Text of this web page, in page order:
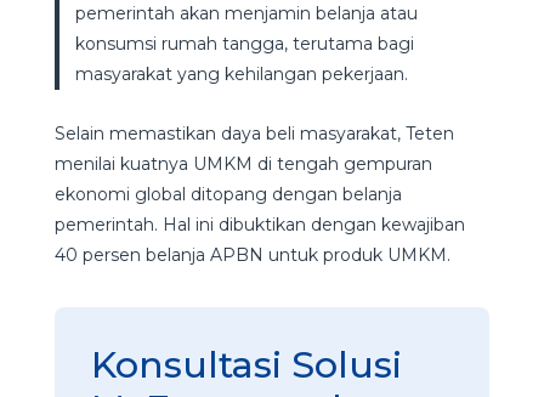
pemerintah akan menjamin belanja atau
konsumsi rumah tangga, terutama bagi
masyarakat yang kehilangan pekerjaan.
Selain memastikan daya beli masyarakat, Teten
menilai kuatnya UMKM di tengah gempuran
ekonomi global ditopang dengan belanja
pemerintah. Hal ini dibuktikan dengan kewajiban
40 persen belanja APBN untuk produk UMKM.
Konsultasi Solusi